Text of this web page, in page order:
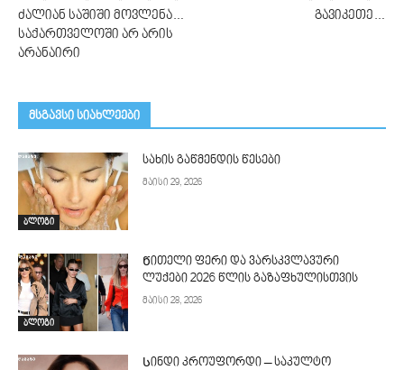
ძალიან საშიში მოვლენა…
საქართველოში არ არის
არანაირი
გავიკეთე…
მსგავსი სიახლეები
ბლოგი
სახის გაწმენდის წესები
მაისი 29, 2026
ბლოგი
Წითელი ფერი და ვარსკვლავური
ლუქები 2026 წლის გაზაფხულისთვის
მაისი 28, 2026
Სინდი კროუფორდი – საკულტო